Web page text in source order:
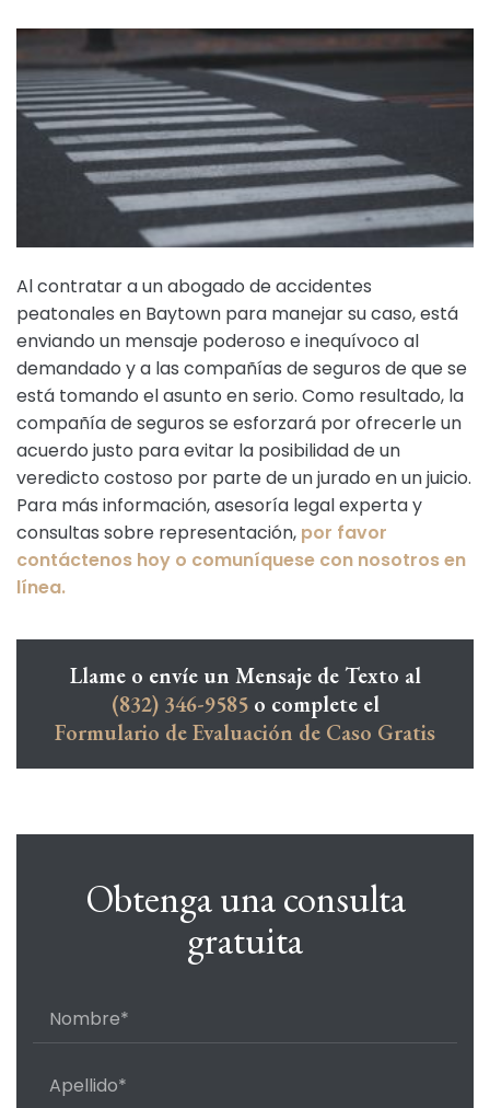
Al contratar a un abogado de accidentes
peatonales en Baytown para manejar su caso, está
enviando un mensaje poderoso e inequívoco al
demandado y a las compañías de seguros de que se
está tomando el asunto en serio. Como resultado, la
compañía de seguros se esforzará por ofrecerle un
acuerdo justo para evitar la posibilidad de un
veredicto costoso por parte de un jurado en un juicio.
Para más información, asesoría legal experta y
consultas sobre representación, por favor
contáctenos hoy o comuníquese con nosotros en
línea.
Llame o envíe un Mensaje de Texto al
(832) 346-9585o complete el
Formulario de Evaluación de Caso Gratis
Obtenga una consulta
gratuita